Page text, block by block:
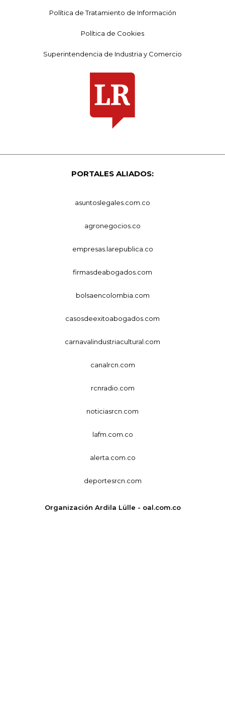
Política de Tratamiento de Información
Política de Cookies
Superintendencia de Industria y Comercio
PORTALES ALIADOS:
asuntoslegales.com.co
agronegocios.co
empresas.larepublica.co
firmasdeabogados.com
bolsaencolombia.com
casosdeexitoabogados.com
carnavalindustriacultural.com
canalrcn.com
rcnradio.com
noticiasrcn.com
lafm.com.co
alerta.com.co
deportesrcn.com
Organización Ardila Lülle - oal.com.co